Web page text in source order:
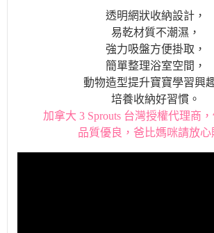
透明網狀收納設計，
易乾材質不潮濕，
強力吸盤方便掛取，
簡單整理浴室空間，
動物造型提升寶寶學習興
培養收納好習慣。
加拿大 3 Sprouts 台灣授權代理商，
品質優良，爸比媽咪請放心